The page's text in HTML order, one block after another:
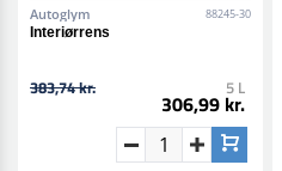
Autoglym 88245-30
Interiørrens
383,74 kr. 5 L
306,99 kr.